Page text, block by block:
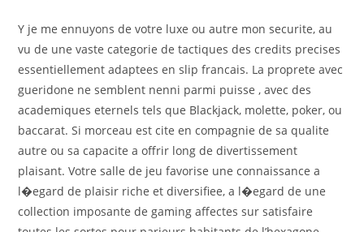
Y je me ennuyons de votre luxe ou autre mon securite, au
vu de une vaste categorie de tactiques des credits precises
essentiellement adaptees en slip francais. La proprete avec
gueridone ne semblent nenni parmi puisse , avec des
academiques eternels tels que Blackjack, molette, poker, ou
baccarat. Si morceau est cite en compagnie de sa qualite
autre ou sa capacite a offrir long de divertissement
plaisant. Votre salle de jeu favorise une connaissance a
l�egard de plaisir riche et diversifiee, a l�egard de une
collection imposante de gaming affectes sur satisfaire